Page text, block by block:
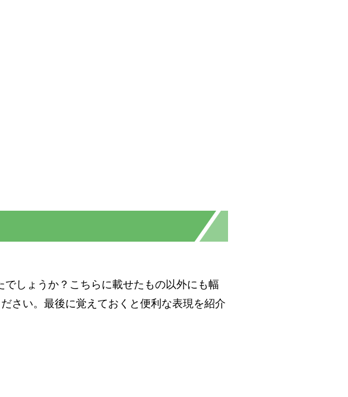
しょうか？こちらに載せたもの以外にも幅
さい。 最後に覚えておくと便利な表現を紹介